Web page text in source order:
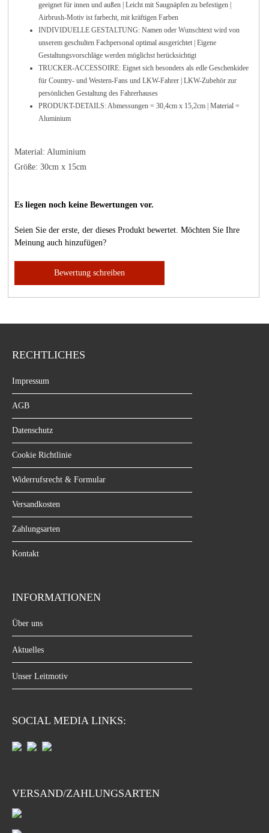
geeignet für innen und außen | Leicht mit Saugnäpfen zu befestigen |
Airbrush-Motiv ist farbecht, mit kräftigen Farben
INDIVIDUELLE GESTALTUNG: Namen oder Wunschtext wird von
unserem geschulten Fachpersonal optimal ausgerichtet | Eigene
Gestaltungsvorschläge werden möglichst berücksichtigt
TRUCKER-ACCESSOIRE: Eignet sich besonders als edle Geschenkidee
für Country- und Western-Fans und LKW-Fahrer | LKW-Zubehör zur
persönlichen Gestaltung des Fahrerhauses
PRODUKT-DETAILS: Abmessungen = 30,4cm x 15,2cm | Material =
Aluminium
Material: Aluminium
Größe: 30cm x 15cm
Es liegen noch keine Bewertungen vor.
Seien Sie der erste, der dieses Produkt bewertet. Möchten Sie Ihre
Meinung auch hinzufügen?
Bewertung schreiben
RECHTLICHES
Impressum
AGB
Datenschutz
Cookie Richtlinie
Widerrufsrecht & Formular
Versandkosten
Zahlungsarten
Kontakt
INFORMATIONEN
Über uns
Aktuelles
Unser Leitmotiv
SOCIAL MEDIA LINKS:
VERSAND/ZAHLUNGSARTEN